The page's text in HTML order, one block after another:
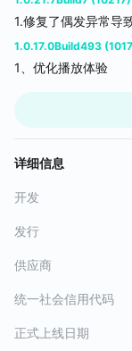
个秘密你能否守护？
剧情背景
你叫肖途，两年前
师安排你去往日本
好这个“谍中谍”？面
步为营的谍战人生。
荣获奖项
这一年来，我们陆续
hrough China Winner)
1.修复了偶发异常导
2.优化了弱网环境下
1.0.17.0Build493
1、优化播放体验
详细信息
开发
发行
供应商
统一社会信用代码
正式上线日期